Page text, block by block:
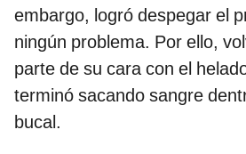
embargo, logró despegar el
ningún problema. Por ello,
parte de su cara con el
terminó sacando sangre
bucal.